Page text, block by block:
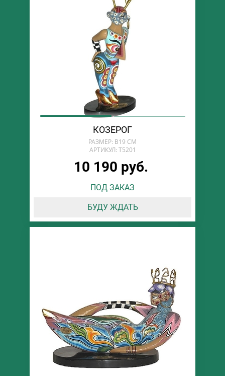
КОЗЕРОГ
РАЗМЕР: В19 СМ
АРТИКУЛ: T5201
10 190 руб.
ПОД ЗАКАЗ
БУДУ ЖДАТЬ